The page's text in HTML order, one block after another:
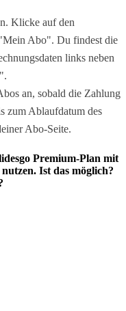
Klicke auf den
Abo". Du findest die
links neben
an, sobald die Zahlung
zum Ablaufdatum des
Abo-Seite.
Premium-Plan mit
Ist das möglich?